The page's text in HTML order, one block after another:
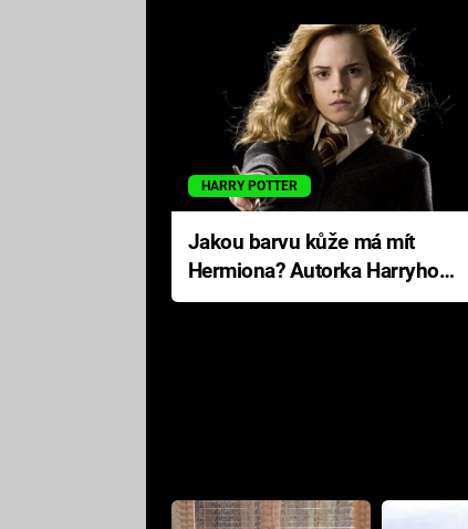
HARRY POTTER
Jakou barvu kůže má mít
Hermiona? Autorka Harryho
Pottera přišla s ráznou